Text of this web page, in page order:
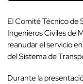
El Comité Técnico de
Ingenieros Civiles de
reanudar el servicio
del Sistema de
Durante la